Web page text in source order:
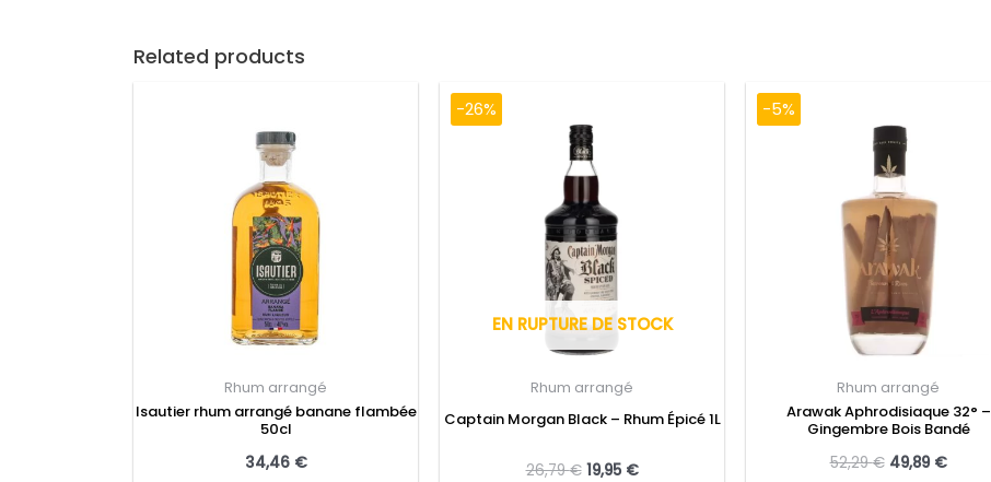
Related products
Rhum arrangé
Isautier rhum arrangé banane flambée
50cl
34,46 €
-26%
EN RUPTURE DE STOCK
Rhum arrangé
Captain Morgan Black – Rhum Épicé 1L
26,79€ 19,95 €
-5%
Rhum arrangé
Arawak Aphrodisiaque 32° –
Gingembre Bois Bandé
52,29€ 49,89 €